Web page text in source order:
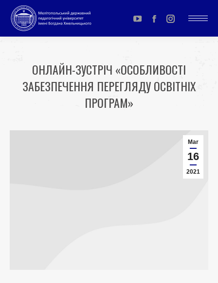
YouTube
page
in
new
Facebook
page
in
new
Instagram
page
in
new
ОНЛАЙН-ЗУСТРІЧ «ОСОБЛИВОСТІ
ЗАБЕЗПЕЧЕННЯ ПЕРЕГЛЯДУ ОСВІТНІХ
ПРОГРАМ»
Mar
16
2021